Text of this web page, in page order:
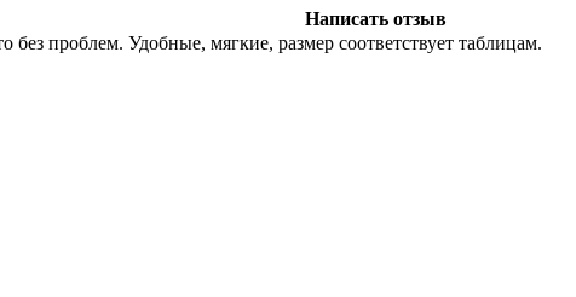
Написать отзыв
проблем. Удобные, мягкие, размер соответствует таблицам.